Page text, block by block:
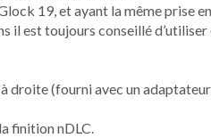
19, et ayant la même prise
il est toujours conseillé
(fourni avec un
finition nDLC.